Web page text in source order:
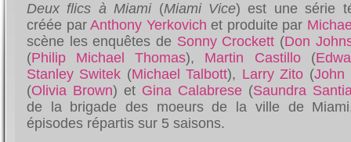
Deux flics à Miami(Miami Vice) est une série
créée parAnthony Yerkovich et produite par
scène les enquêtes de Sonny Crockett (Don
(Philip Michael Thomas), Martin Castillo(
Stanley Switek (Michael Talbott), Larry Zito (John
(Olivia Brown) et Gina Calabrese (Saundra
de la brigade des moeurs de la ville de
épisodes répartis sur 5 saisons.